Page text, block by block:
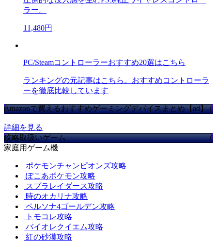
ラー。
11,480円
PC/Steamコントローラーおすすめ20選はこちら
ランキングの元記事はこちら。おすすめコントローラ
ーを徹底比較しています
Amazonで買えるおすすめゲーミングデバイスまとめ【ad】
詳細を見る
攻略取扱いゲーム
家庭用ゲーム機
ポケモンチャンピオンズ攻略
ぽこあポケモン攻略
スプラレイダース攻略
時のオカリナ攻略
ペルソナ4ゴールデン攻略
トモコレ攻略
バイオレクイエム攻略
紅の砂漠攻略